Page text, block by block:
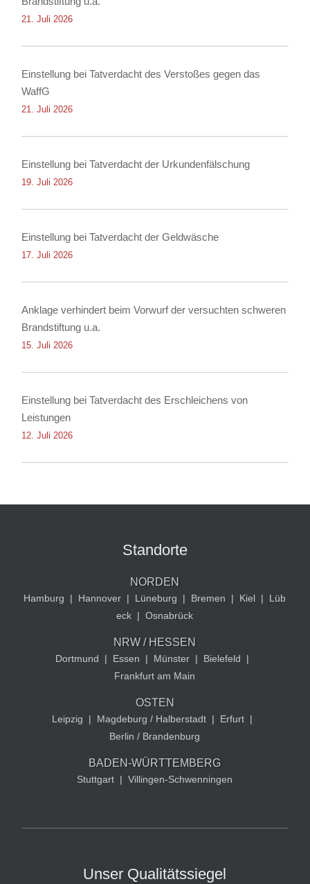
21. Juli 2026
Einstellung bei Tatverdacht des Verstoßes gegen das
WaffG
21. Juli 2026
Einstellung bei Tatverdacht der Urkundenfälschung
19. Juli 2026
Einstellung bei Tatverdacht der Geldwäsche
17. Juli 2026
Anklage verhindert beim Vorwurf der versuchten schweren
Brandstiftung u.a.
15. Juli 2026
Einstellung bei Tatverdacht des Erschleichens von
Leistungen
12. Juli 2026
Standorte
NORDEN
Hamburg | Hannover | Lüneburg | Bremen | Kiel |
Lüb
eck | Osnabrück
NRW / HESSEN
Dortmund | Essen | Münster | Bielefeld
|
Frankfurt am Main
OSTEN
Leipzig | Magdeburg / Halberstadt | Erfurt |
Berlin / Brandenburg
BADEN-WÜRTTEMBERG
Stuttgart | Villingen-Schwenningen
Unser Qualitätssiegel